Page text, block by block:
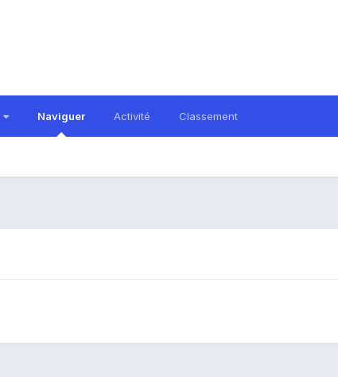
Naviguer Activité Classement